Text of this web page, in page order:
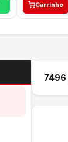
Carrinho
7496